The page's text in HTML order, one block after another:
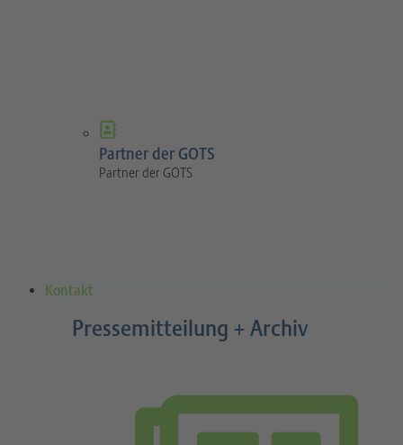
Partner der GOTS
Partner der GOTS
Kontakt
Pressemitteilung + Archiv